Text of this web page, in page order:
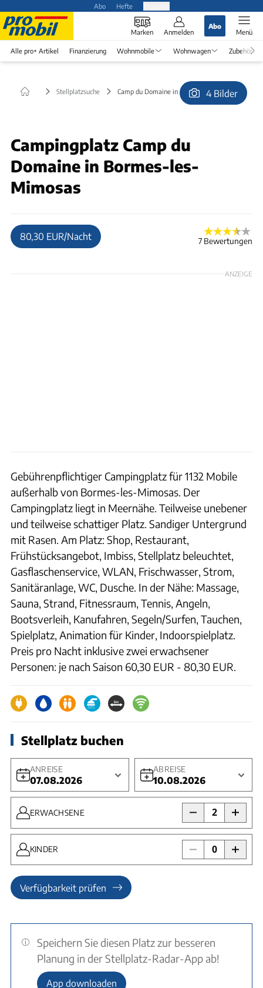
Abo Hefte
Marken Anmelden
Abo
Menü
Alle pro+ Artikel Finanzierung Wohnmobile Wohnwagen Zubehör
Stellplatzsuche Camp du Domaine in Bormes-les-Mimosas
4 Bilder
Campingplatz Camp du
Domaine in Bormes-les-
Mimosas
80,30 EUR/Nacht 7 Bewertungen
ANZEIGE
Gebührenpflichtiger Campingplatz für 1132 Mobile
außerhalb von Bormes-les-Mimosas. Der
Campingplatz liegt in Meernähe. Teilweise unebener
und teilweise schattiger Platz. Sandiger Untergrund
mit Rasen. Am Platz: Shop, Restaurant,
Frühstücksangebot, Imbiss, Stellplatz beleuchtet,
Gasflaschenservice, WLAN, Frischwasser, Strom,
Sanitäranlage, WC, Dusche. In der Nähe: Massage,
Sauna, Strand, Fitnessraum, Tennis, Angeln,
Bootsverleih, Kanufahren, Segeln/Surfen, Tauchen,
Spielplatz, Animation für Kinder, Indoorspielplatz.
Preis pro Nacht inklusive zwei erwachsener
Personen: je nach Saison 60,30 EUR - 80,30 EUR.
Stellplatz buchen
ANREISE
07.08.2026
ABREISE
10.08.2026
ERWACHSENE 2
KINDER 0
Verfügbarkeit prüfen
Speichern Sie diesen Platz zur besseren
Planung in der Stellplatz-Radar-App ab!
App downloaden